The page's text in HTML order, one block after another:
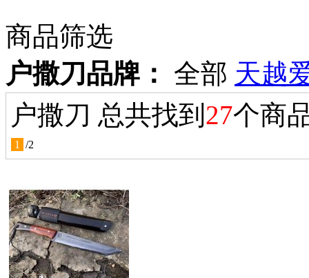
商品筛选
户撒刀品牌：
全部 天越
户撒刀 总共找到27个商
1 /2